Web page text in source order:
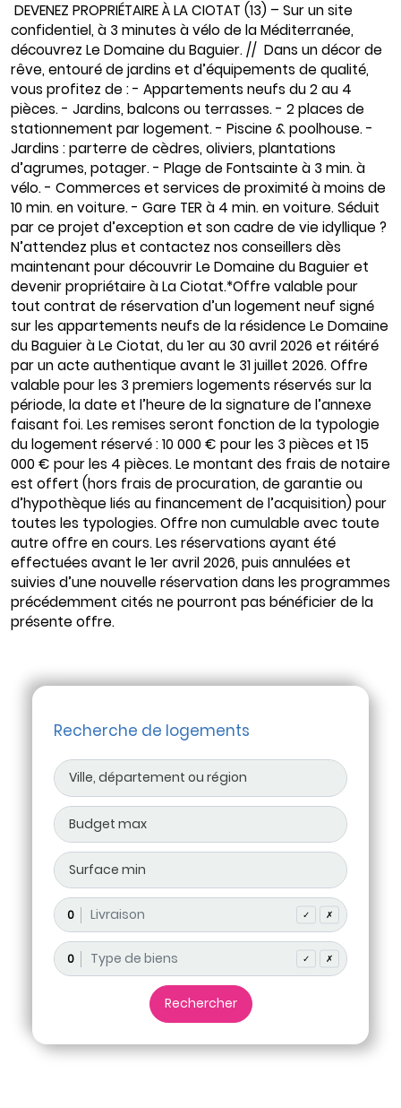
DEVENEZ PROPRIÉTAIRE À LA CIOTAT (13) – Sur un site
confidentiel, à 3 minutes à vélo de la Méditerranée,
découvrez Le Domaine du Baguier. // Dans un décor de
rêve, entouré de jardins et d’équipements de qualité,
vous profitez de : - Appartements neufs du 2 au 4
pièces. - Jardins, balcons ou terrasses. - 2 places de
stationnement par logement. - Piscine & poolhouse. -
Jardins : parterre de cèdres, oliviers, plantations
d’agrumes, potager. - Plage de Fontsainte à 3 min. à
vélo. - Commerces et services de proximité à moins de
10 min. en voiture. - Gare TER à 4 min. en voiture. Séduit
par ce projet d’exception et son cadre de vie idyllique ?
N’attendez plus et contactez nos conseillers dès
maintenant pour découvrir Le Domaine du Baguier et
devenir propriétaire à La Ciotat.*Offre valable pour
tout contrat de réservation d’un logement neuf signé
sur les appartements neufs de la résidence Le Domaine
du Baguier à Le Ciotat, du 1er au 30 avril 2026 et réitéré
par un acte authentique avant le 31 juillet 2026. Offre
valable pour les 3 premiers logements réservés sur la
période, la date et l’heure de la signature de l’annexe
faisant foi. Les remises seront fonction de la typologie
du logement réservé : 10 000 € pour les 3 pièces et 15
000 € pour les 4 pièces. Le montant des frais de notaire
est offert (hors frais de procuration, de garantie ou
d’hypothèque liés au financement de l’acquisition) pour
toutes les typologies. Offre non cumulable avec toute
autre offre en cours. Les réservations ayant été
effectuées avant le 1er avril 2026, puis annulées et
suivies d’une nouvelle réservation dans les programmes
précédemment cités ne pourront pas bénéficier de la
présente offre.
Recherche de logements
0 ✓ ✗
0 ✓ ✗